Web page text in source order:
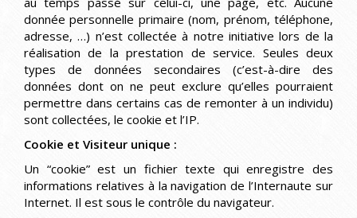
donnée personnelle primaire (nom, prénom, téléphone,
adresse, …) n’est collectée à notre initiative lors de la
réalisation de la prestation de service. Seules deux
types de données secondaires (c’est-à-dire des
données dont on ne peut exclure qu’elles pourraient
permettre dans certains cas de remonter à un individu)
sont collectées, le cookie et l’IP.
Cookie et Visiteur unique :
Un “cookie” est un fichier texte qui enregistre des
informations relatives à la navigation de l’Internaute sur
Internet. Il est sous le contrôle du navigateur.